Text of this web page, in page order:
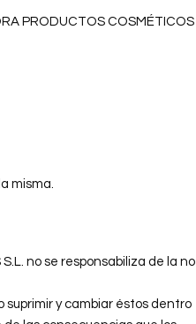
PRODUCTOS COSMÉTICOS
misma.
no se responsabiliza de la no
suprimir y cambiar éstos dentro